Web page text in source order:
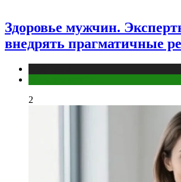
Здоровье мужчин.
внедрять прагматичные
2